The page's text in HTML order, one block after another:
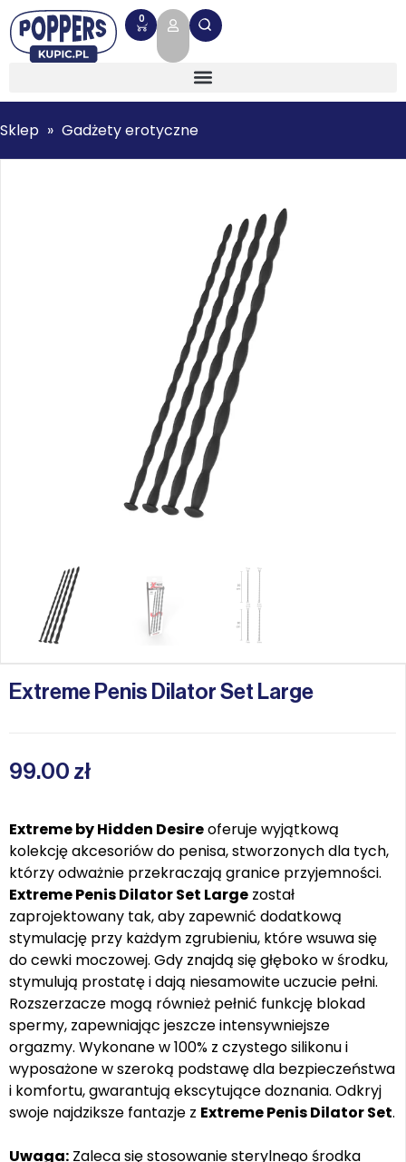
0
Sklep » Gadżety erotyczne
Extreme Penis Dilator Set Large
99.00 zł
Extreme by Hidden Desireoferuje wyjątkową
kolekcję akcesoriów do penisa, stworzonych dla tych,
którzy odważnie przekraczają granice przyjemności.
Extreme Penis Dilator Set Large został
zaprojektowany tak, aby zapewnić dodatkową
stymulację przy każdym zgrubieniu, które wsuwa się
do cewki moczowej. Gdy znajdą się głęboko w środku,
stymulują prostatę i dają niesamowite uczucie pełni.
Rozszerzacze mogą również pełnić funkcję blokad
spermy, zapewniając jeszcze intensywniejsze
orgazmy. Wykonane w 100% z czystego silikonu i
wyposażone w szeroką podstawę dla bezpieczeństwa
i komfortu, gwarantują ekscytujące doznania. Odkryj
swoje najdziksze fantazje z Extreme Penis Dilator Set.
Uwaga: Zaleca się stosowanie sterylnego środka